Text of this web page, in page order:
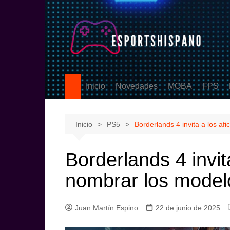
Inicio Novedades
eSports
MOBA
DOTA2
FPS
Inicio PS5 Borderlands 4 invita a los
Borderlands 4
nombrar los
Juan Martín Espino 22 de junio de 2025